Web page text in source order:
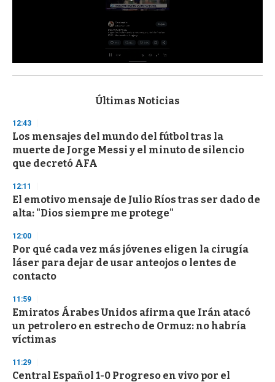
s
d
s
o
f
3
s
e
c
o
d
s
Últimas Noticias
12:43
Los mensajes del mundo del fútbol tras la
muerte de Jorge Messi y el minuto de silencio
que decretó AFA
12:11
El emotivo mensaje de Julio Ríos tras ser dado de
alta: "Dios siempre me protege"
12:00
Por qué cada vez más jóvenes eligen la cirugía
láser para dejar de usar anteojos o lentes de
contacto
11:59
Emiratos Árabes Unidos afirma que Irán atacó
un petrolero en estrecho de Ormuz: no habría
víctimas
11:29
Central Español 1-0 Progreso en vivo por el